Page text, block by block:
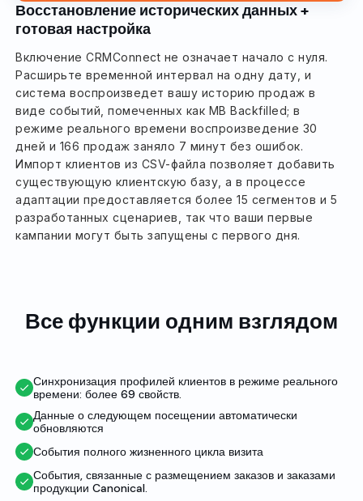
Восстановление исторических данных +
готовая настройка
Включение CRMConnect не означает начало с нуля.
Расширьте временной интервал на одну дату, и
система воспроизведет вашу историю продаж в
виде событий, помеченных как MB Backfilled; в
режиме реального времени воспроизведение 30
дней и 166 продаж заняло 7 минут без ошибок.
Импорт клиентов из CSV-файла позволяет добавить
существующую клиентскую базу, а в процессе
адаптации предоставляется более 15 сегментов и 5
разработанных сценариев, так что ваши первые
кампании могут быть запущены с первого дня.
Все функции одним взглядом
Синхронизация профилей клиентов в режиме реального
времени: более 69 свойств.
Данные о следующем посещении автоматически
обновляются
События полного жизненного цикла визита
События, связанные с размещением заказов и заказами
продукции Canonical.